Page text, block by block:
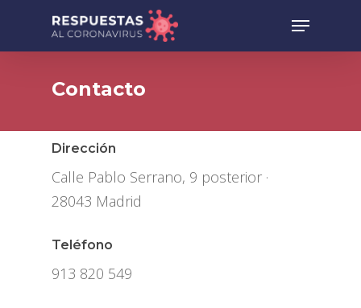
Contacto
Dirección
Calle Pablo Serrano, 9 posterior ·
28043 Madrid
Teléfono
913 820 549